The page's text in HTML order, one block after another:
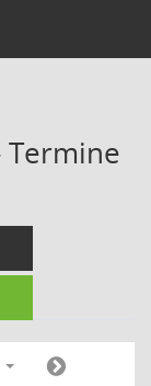
Termine